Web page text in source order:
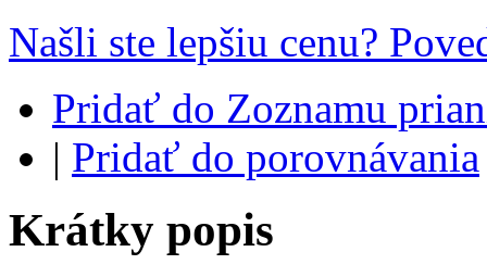
Našli ste lepšiu cenu?
Pridať do Zoznamu
| Pridať do porovnávania
Krátky popis